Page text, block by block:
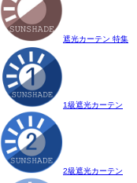
遮光カーテン 特集
1級遮光カーテン
2級遮光カーテン